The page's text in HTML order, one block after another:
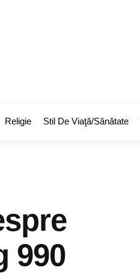
Religie Stil De Viaţă/Sănătate
990